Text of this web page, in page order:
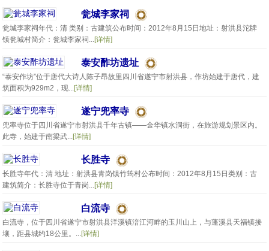
瓮城李家祠
瓮城李家祠年代：清 类别：古建筑公布时间：2012年8月15日地址：射洪县沱牌
镇瓮城村简介：瓮城李家祠...[详情]
泰安酢坊遗址
“泰安作坊”位于唐代大诗人陈子昂故里四川省遂宁市射洪县，作坊始建于唐代，建
筑面积为929m2，现...[详情]
遂宁兜率寺
兜率寺位于四川省遂宁市射洪县千年古镇——金华镇水洞街，在旅游规划景区内。
此寺，始建于南梁武...[详情]
长胜寺
长胜寺年代：清 地址：射洪县青岗镇竹筠村公布时间：2012年8月15日类别：古
建筑简介：长胜寺位于青岗...[详情]
白流寺
白流寺，位于四川省遂宁市射洪县洋溪镇涪江河畔的玉川山上，与蓬溪县天福镇接
壤，距县城约18公里。...[详情]